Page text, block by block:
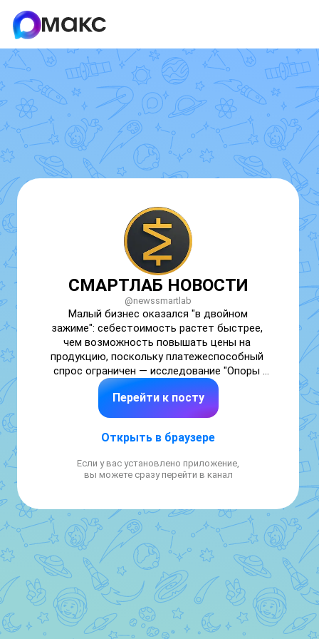
СМАРТЛАБ НОВОСТИ
@newssmartlab
Малый бизнес оказался "в двойном
зажиме": себестоимость растет быстрее,
чем возможность повышать цены на
продукцию, поскольку платежеспособный
спрос ограничен — исследование "Опоры
России"
Перейти к посту
Открыть в браузере
Если у вас установлено приложение,
вы можете сразу перейти в канал